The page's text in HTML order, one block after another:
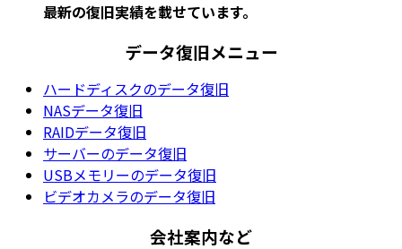
最新の復旧実績を載せています。
データ復旧メニュー
ハードディスクのデータ復旧
NASデータ復旧
RAIDデータ復旧
サーバーのデータ復旧
USBメモリーのデータ復旧
ビデオカメラのデータ復旧
会社案内など